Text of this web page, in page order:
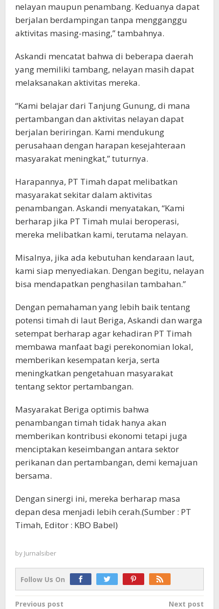
nelayan maupun penambang. Keduanya dapat
berjalan berdampingan tanpa mengganggu
aktivitas masing-masing,” tambahnya.
Askandi mencatat bahwa di beberapa daerah
yang memiliki tambang, nelayan masih dapat
melaksanakan aktivitas mereka.
“Kami belajar dari Tanjung Gunung, di mana
pertambangan dan aktivitas nelayan dapat
berjalan beriringan. Kami mendukung
perusahaan dengan harapan kesejahteraan
masyarakat meningkat,” tuturnya.
Harapannya, PT Timah dapat melibatkan
masyarakat sekitar dalam aktivitas
penambangan. Askandi menyatakan, “Kami
berharap jika PT Timah mulai beroperasi,
mereka melibatkan kami, terutama nelayan.
Misalnya, jika ada kebutuhan kendaraan laut,
kami siap menyediakan. Dengan begitu, nelayan
bisa mendapatkan penghasilan tambahan.”
Dengan pemahaman yang lebih baik tentang
potensi timah di laut Beriga, Askandi dan warga
setempat berharap agar kehadiran PT Timah
membawa manfaat bagi perekonomian lokal,
memberikan kesempatan kerja, serta
meningkatkan pengetahuan masyarakat
tentang sektor pertambangan.
Masyarakat Beriga optimis bahwa
penambangan timah tidak hanya akan
memberikan kontribusi ekonomi tetapi juga
menciptakan keseimbangan antara sektor
perikanan dan pertambangan, demi kemajuan
bersama.
Dengan sinergi ini, mereka berharap masa
depan desa menjadi lebih cerah.(Sumber : PT
Timah, Editor : KBO Babel)
by Jurnalsiber
Follow Us On
Post
Previous post Next post